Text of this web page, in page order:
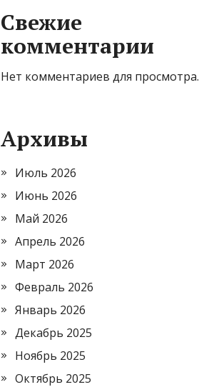
Свежие
комментарии
Нет комментариев для просмотра.
Архивы
Июль 2026
Июнь 2026
Май 2026
Апрель 2026
Март 2026
Февраль 2026
Январь 2026
Декабрь 2025
Ноябрь 2025
Октябрь 2025